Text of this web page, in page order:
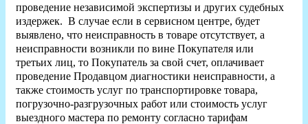
проведение независимой экспертизы и других судебных
издержек. В случае если в сервисном центре, будет
выявлено, что неисправность в товаре отсутствует, а
неисправности возникли по вине Покупателя или
третьих лиц, то Покупатель за свой счет, оплачивает
проведение Продавцом диагностики неисправности, а
также стоимость услуг по транспортировке товара,
погрузочно-разгрузочных работ или стоимость услуг
выездного мастера по ремонту согласно тарифам